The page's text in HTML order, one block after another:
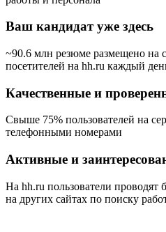
Ваш кандидат уже здесь
~90.6 млн резюме размещено на
посетителей на hh.ru каждый
Качественные и
Свыше 75% пользователей на
телефонными номерами
Активные и
На hh.ru пользователи проводят
на других сайтах по поиску